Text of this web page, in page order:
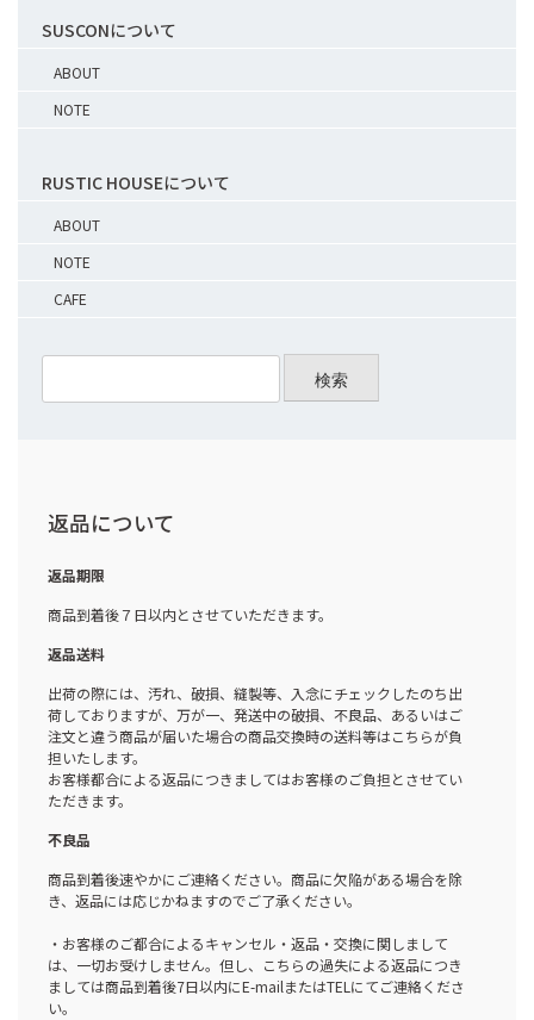
SUSCONについて
ABOUT
NOTE
RUSTIC HOUSEについて
ABOUT
NOTE
CAFE
検索
返品について
返品期限
商品到着後７日以内とさせていただきます。
返品送料
出荷の際には、汚れ、破損、縫製等、入念にチェックしたのち出
荷しておりますが、万が一、発送中の破損、不良品、あるいはご
注文と違う商品が届いた場合の商品交換時の送料等はこちらが負
担いたします。
お客様都合による返品につきましてはお客様のご負担とさせてい
ただきます。
不良品
商品到着後速やかにご連絡ください。商品に欠陥がある場合を除
き、返品には応じかねますのでご了承ください。
・お客様のご都合によるキャンセル・返品・交換に関しまして
は、一切お受けしません。但し、こちらの過失による返品につき
ましては商品到着後7日以内にE-mailまたはTELにてご連絡くださ
い。